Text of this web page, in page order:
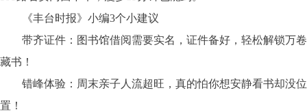
《丰台时报》小编3个小建议
带齐证件：图书馆借阅需要实名，证件备好，轻松解锁万卷
藏书！
错峰体验：周末亲子人流超旺，真的怕你想安静看书却没位
置！